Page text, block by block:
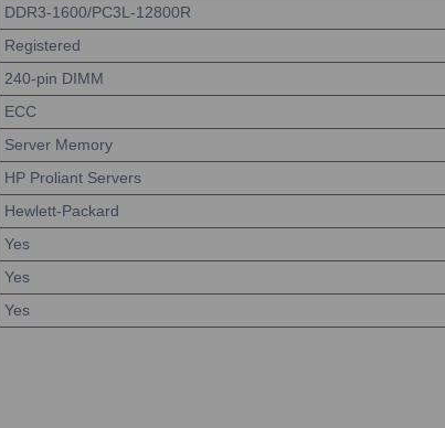
DDR3-1600/PC3L-12800R
Registered
240-pin DIMM
ECC
Server Memory
HP Proliant Servers
Hewlett-Packard
Yes
Yes
Yes